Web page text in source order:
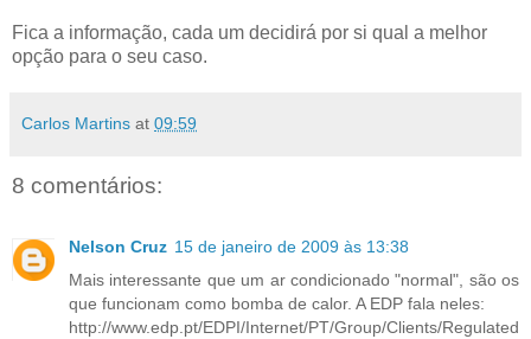
Fica a informação, cada um decidirá por si qual a melhor
opção para o seu caso.
Carlos Martins at 09:59
8 comentários:
Nelson Cruz 15 de janeiro de 2009 às 13:38
Mais interessante que um ar condicionado "normal", são os
que funcionam como bomba de calor. A EDP fala neles:
http://www.edp.pt/EDPI/Internet/PT/Group/Clients/Regulated